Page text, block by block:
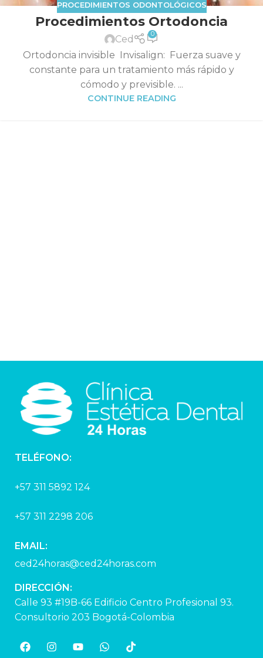
PROCEDIMIENTOS ODONTOLÓGICOS
Procedimientos Ortodoncia
Ced 0
Ortodoncia invisible Invisalign: Fuerza suave y
constante para un tratamiento más rápido y
cómodo y previsible. ...
CONTINUE READING
TELÉFONO:
+57 311 5892 124
+57 311 2298 206
EMAIL:
ced24horas@ced24horas.com
DIRECCIÓN:
Calle 93 #19B-66 Edificio Centro Profesional 93.
Consultorio 203 Bogotá-Colombia